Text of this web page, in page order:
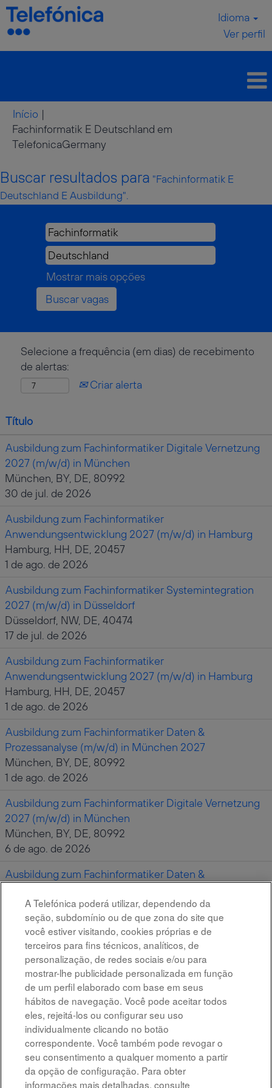
Idioma
Ver perfil
Início |
Fachinformatik E Deutschland em
TelefonicaGermany
Buscar resultados para "Fachinformatik E
Deutschland E Ausbildung".
Mostrar mais opções
Selecione a frequência (em dias) de recebimento
de alertas:
Criar alerta
Título
Ausbildung zum Fachinformatiker Digitale Vernetzung
2027 (m/w/d) in München
München, BY, DE, 80992
30 de jul. de 2026
Ausbildung zum Fachinformatiker
Anwendungsentwicklung 2027 (m/w/d) in Hamburg
Hamburg, HH, DE, 20457
1 de ago. de 2026
Ausbildung zum Fachinformatiker Systemintegration
2027 (m/w/d) in Düsseldorf
Düsseldorf, NW, DE, 40474
17 de jul. de 2026
Ausbildung zum Fachinformatiker
Anwendungsentwicklung 2027 (m/w/d) in Hamburg
Hamburg, HH, DE, 20457
1 de ago. de 2026
Ausbildung zum Fachinformatiker Daten &
Prozessanalyse (m/w/d) in München 2027
München, BY, DE, 80992
1 de ago. de 2026
Ausbildung zum Fachinformatiker Digitale Vernetzung
2027 (m/w/d) in München
München, BY, DE, 80992
6 de ago. de 2026
Ausbildung zum Fachinformatiker Daten &
Teltow, BB, DE, 14513
30 de jul. de 2026
Resultados1 – 7
All rights reserved
Accessibility
A Telefónica poderá utilizar, dependendo da
seção, subdomínio ou de que zona do site que
você estiver visitando, cookies próprias e de
terceiros para fins técnicos, analíticos, de
personalização, de redes sociais e/ou para
mostrar-lhe publicidade personalizada em função
de um perfil elaborado com base em seus
hábitos de navegação. Você pode aceitar todos
eles, rejeitá-los ou configurar seu uso
individualmente clicando no botão
correspondente. Você também pode revogar o
seu consentimento a qualquer momento a partir
da opção de configuração. Para obter
informações mais detalhadas, consulte